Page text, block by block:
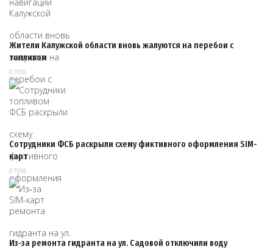
Жители Калужской области вновь жалуются на перебои с
топливом
07/08
Сотрудники ФСБ раскрыли схему фиктивного оформления SIM-
карт
07/08
Из‑за ремонта гидранта на ул. Садовой отключили воду